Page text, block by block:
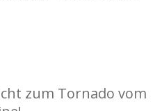
zum Tornado vom